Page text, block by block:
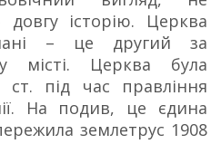
історію. Церква
– це другий за
місті. Церква була
під час правління
На подив, це єдина
землетрус 1908